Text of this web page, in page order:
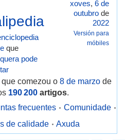
que
pode
xoves, 6 de
outubro de
2022
Versión para
móbiles
que comezou o 8 de marzode
190 200 artigos.
frecuentes
Comunidade
de calidade Axuda